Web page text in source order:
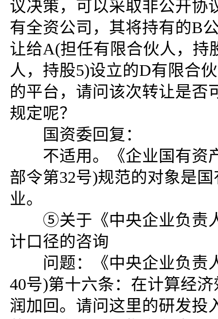
议决策，可以采取非公开协
有全资公司，其将持有的B
让给A(担任有限合伙人，持
人，持股5)设立的D有限合
的平台，请问该次转让是否
规定呢？
国资委回复：
不适用。《企业国有资
部令第32号)规范的对象是
业。
⑤关于《中央企业负责人
计口径的咨询
问题：《中央企业负责
40号)第十六条：在计算经
润加回。请问这里的研发投